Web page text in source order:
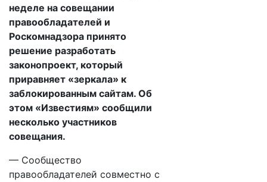
неделе на совещании
правообладателей и
Роскомнадзора принято
решение разработать
законопроект, который
приравняет «зеркала» к
заблокированным сайтам. Об
этом «Известиям» сообщили
несколько участников
совещания.
— Сообщество
правообладателей совместно с